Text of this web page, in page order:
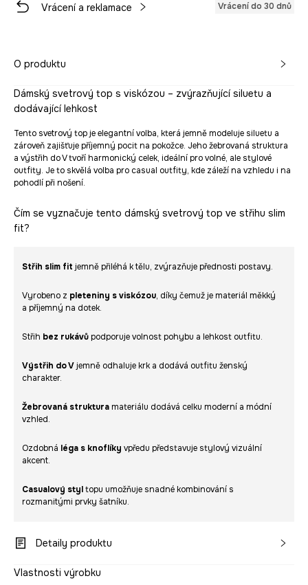
Vrácení a reklamace Vrácení do 30 dnů
O produktu
Dámský svetrový top s viskózou – zvýrazňující siluetu a
dodávající lehkost
Tento svetrový top je elegantní volba, která jemně modeluje siluetu a
zároveň zajišťuje příjemný pocit na pokožce. Jeho žebrovaná struktura
a výstřih do V tvoří harmonický celek, ideální pro volné, ale stylové
outfity. Je to skvělá volba pro casual outfity, kde záleží na vzhledu i na
pohodlí při nošení.
Čím se vyznačuje tento dámský svetrový top ve střihu slim
fit?
Střih slim fit jemně přiléhá k tělu, zvýrazňuje přednosti postavy.
Vyrobeno z pleteniny s viskózou, díky čemuž je materiál měkký
a příjemný na dotek.
Střih bez rukávů podporuje volnost pohybu a lehkost outfitu.
Výstřih do Vjemně odhaluje krk a dodává outfitu ženský
charakter.
Žebrovaná struktura materiálu dodává celku moderní a módní
vzhled.
Ozdobná léga s knoflíky vpředu představuje stylový vizuální
akcent.
Casualový styltopu umožňuje snadné kombinování s
rozmanitými prvky šatníku.
Detaily produktu
Vlastnosti výrobku